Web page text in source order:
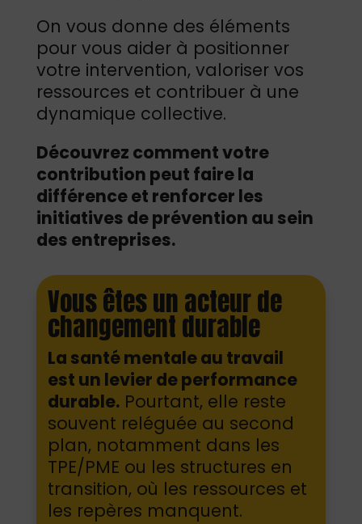
On vous donne des éléments
pour vous aider à positionner
votre intervention, valoriser vos
ressources et contribuer à une
dynamique collective.
Découvrez comment votre
contribution peut faire la
différence et renforcer les
initiatives de prévention au sein
des entreprises.
Vous êtes un acteur de
changement durable
La santé mentale au travail
est un levier de performance
durable. Pourtant, elle reste
souvent reléguée au second
plan, notamment dans les
TPE/PME ou les structures en
transition, où les ressources et
les repères manquent.